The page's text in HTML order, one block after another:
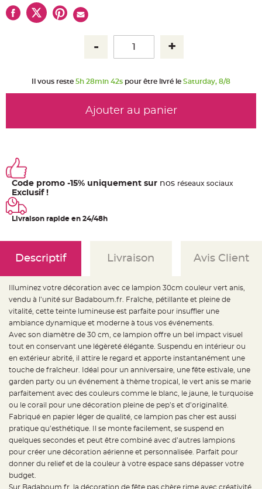
n
d
e
a
g
H
o
u
s
s
e
h
a
s
m
a
i
g
e
a
t
e
n
e
v
o
a
t
e
t
l
o
Il vous reste 5h 28min 42s pour être livré le Saturday, 8/8
Ajouter au panier
Code promo -15% uniquement sur nos réseaux sociaux
Exclusif !
Livraison rapide en 24/48h
Descriptif Livraison Avis Client
Illuminez votre décoration avec ce lampion 30cm couleur vert anis,
vendu à l’unité sur Badaboum.fr. Fraîche, pétillante et pleine de
vitalité, cette teinte lumineuse est parfaite pour insuffler une
ambiance dynamique et moderne à tous vos événements.
Avec son diamètre de 30 cm, ce lampion offre un bel impact visuel
tout en conservant une légèreté élégante. Suspendu en intérieur ou
en extérieur abrité, il attire le regard et apporte instantanément une
touche de fraîcheur. Idéal pour un anniversaire, une fête estivale, une
garden party ou un événement à thème tropical, le vert anis se marie
parfaitement avec des couleurs comme le blanc, le jaune, le turquoise
ou le corail pour une décoration pleine de pep’s et d’originalité.
Fabriqué en papier léger de qualité, ce lampion pas cher est aussi
pratique qu’esthétique. Il se monte facilement, se suspend en
quelques secondes et peut être combiné avec d’autres lampions
pour créer une décoration aérienne et personnalisée. Parfait pour
donner du relief et de la couleur à votre espace sans dépasser votre
budget.
Sur Badaboum.fr, la décoration de fête pas chère rime avec créativité,